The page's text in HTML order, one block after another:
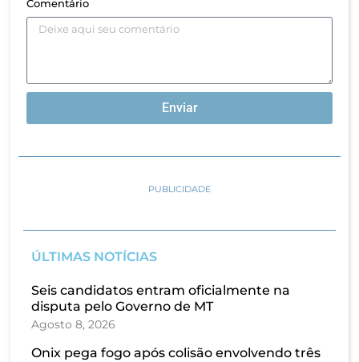
Comentário
Enviar
PUBLICIDADE
ÚLTIMAS NOTÍCIAS
Seis candidatos entram oficialmente na
disputa pelo Governo de MT
Agosto 8, 2026
Onix pega fogo após colisão envolvendo três